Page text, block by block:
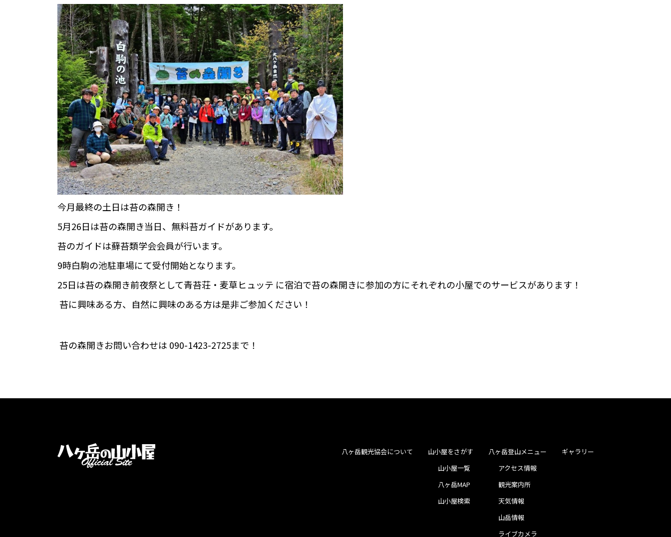
今月最終の土日は苔の森開き！
5月26日は苔の森開き当日、無料苔ガイドがあります。
苔のガイドは蘚苔類学会会員が行います。
9時白駒の池駐車場にて受付開始となります。
25日は苔の森開き前夜祭として青苔荘・麦草ヒュッテ に宿泊で苔の森開きに参加の方にそれぞれの小屋でのサービスがあります！
苔に興味ある方、自然に興味のある方は是非ご参加ください！
苔の森開きお問い合わせは 090-1423-2725まで！
八ヶ岳観光協会について
山小屋をさがす
山小屋一覧
八ヶ岳MAP
山小屋検索
八ヶ岳登山メニュー
アクセス情報
観光案内所
天気情報
山岳情報
ライブカメラ
ギャラリー